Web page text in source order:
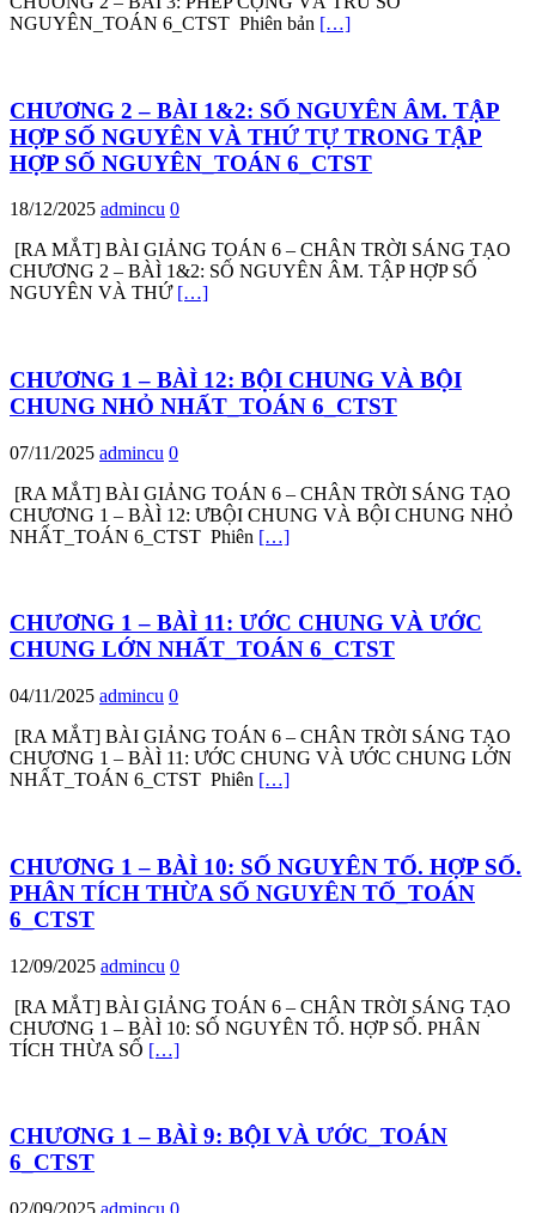
NGUYÊN_TOÁN 6_CTST Phiên bản […]
CHƯƠNG 2 – BÀI 1&2: SỐ NGUYÊN ÂM. TẬP
HỢP SỐ NGUYÊN VÀ THỨ TỰ TRONG TẬP
HỢP SỐ NGUYÊN_TOÁN 6_CTST
18/12/2025 admincu 0
[RA MẮT] BÀI GIẢNG TOÁN 6 – CHÂN TRỜI SÁNG TẠO
CHƯƠNG 2 – BÀÌ 1&2: SỐ NGUYÊN ÂM. TẬP HỢP SỐ
NGUYÊN VÀ THỨ […]
CHƯƠNG 1 – BÀÌ 12: BỘI CHUNG VÀ BỘI
CHUNG NHỎ NHẤT_TOÁN 6_CTST
07/11/2025 admincu 0
[RA MẮT] BÀI GIẢNG TOÁN 6 – CHÂN TRỜI SÁNG TẠO
CHƯƠNG 1 – BÀÌ 12: ƯBỘI CHUNG VÀ BỘI CHUNG NHỎ
NHẤT_TOÁN 6_CTST Phiên […]
CHƯƠNG 1 – BÀÌ 11: ƯỚC CHUNG VÀ ƯỚC
CHUNG LỚN NHẤT_TOÁN 6_CTST
04/11/2025 admincu 0
[RA MẮT] BÀI GIẢNG TOÁN 6 – CHÂN TRỜI SÁNG TẠO
CHƯƠNG 1 – BÀÌ 11: ƯỚC CHUNG VÀ ƯỚC CHUNG LỚN
NHẤT_TOÁN 6_CTST Phiên […]
CHƯƠNG 1 – BÀÌ 10: SỐ NGUYÊN TỐ. HỢP SỐ.
PHÂN TÍCH THỪA SỐ NGUYÊN TỐ_TOÁN
6_CTST
12/09/2025 admincu 0
[RA MẮT] BÀI GIẢNG TOÁN 6 – CHÂN TRỜI SÁNG TẠO
CHƯƠNG 1 – BÀÌ 10: SỐ NGUYÊN TỐ. HỢP SỐ. PHÂN
TÍCH THỪA SỐ […]
CHƯƠNG 1 – BÀÌ 9: BỘI VÀ ƯỚC_TOÁN
6_CTST
02/09/2025 admincu 0